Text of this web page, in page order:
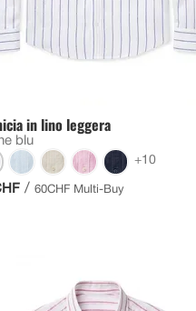
in lino leggera
blu
+10
/ 60CHF Multi-Buy